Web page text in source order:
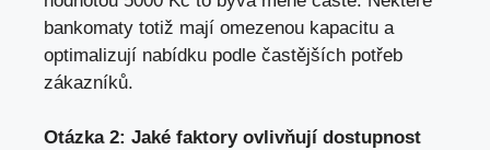
bankomaty totiž mají omezenou kapacitu a
optimalizují nabídku podle častějších potřeb
zákazníků.
Otázka 2: Jaké faktory ovlivňují dostupnost